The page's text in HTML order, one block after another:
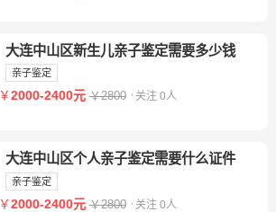
大连中山区新生儿亲子鉴定需要多少钱
亲子鉴定
￥2000-2400元 ￥2800 关注 0人
大连中山区个人亲子鉴定需要什么证件
亲子鉴定
￥2000-2400元 ￥2800 关注 0人